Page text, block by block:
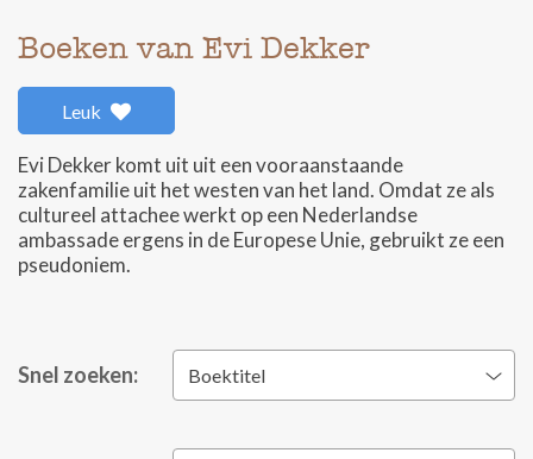
Boeken van Evi Dekker
Leuk
Evi Dekker komt uit uit een vooraanstaande
zakenfamilie uit het westen van het land. Omdat ze als
cultureel attachee werkt op een Nederlandse
ambassade ergens in de Europese Unie, gebruikt ze een
pseudoniem.
Snel zoeken: Boektitel